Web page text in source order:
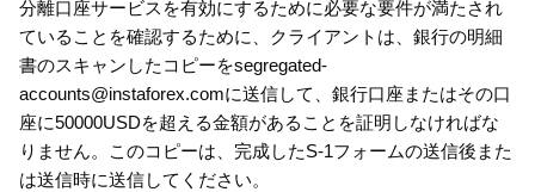
分離口座サービスを有効にするために必要な要件が満たされ
ていることを確認するために、クライアントは、銀行の明細
書のスキャンしたコピーをsegregated-
accounts@instaforex.comに送信して、銀行口座またはその口
座に50000USDを超える金額があることを証明しなければな
りません。このコピーは、完成したS-1フォームの送信後また
は送信時に送信してください。